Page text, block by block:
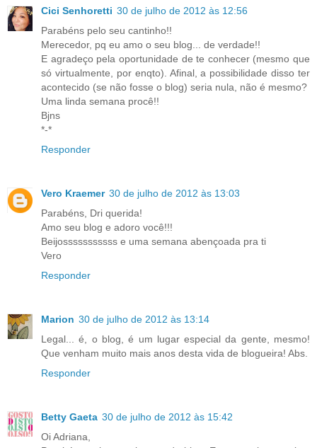
Cici Senhoretti 30 de julho de 2012 às 12:56
Parabéns pelo seu cantinho!!
Merecedor, pq eu amo o seu blog... de verdade!!
E agradeço pela oportunidade de te conhecer (mesmo que
só virtualmente, por enqto). Afinal, a possibilidade disso ter
acontecido (se não fosse o blog) seria nula, não é mesmo?
Uma linda semana procê!!
Bjns
*-*
Responder
Vero Kraemer 30 de julho de 2012 às 13:03
Parabéns, Dri querida!
Amo seu blog e adoro você!!!
Beijosssssssssss e uma semana abençoada pra ti
Vero
Responder
Marion 30 de julho de 2012 às 13:14
Legal... é, o blog, é um lugar especial da gente, mesmo!
Que venham muito mais anos desta vida de blogueira! Abs.
Responder
Betty Gaeta 30 de julho de 2012 às 15:42
Oi Adriana,